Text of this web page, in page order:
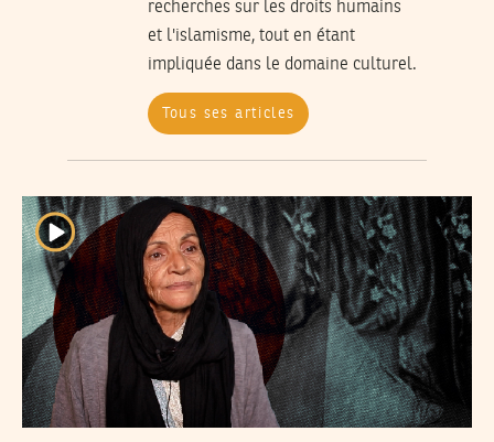
recherches sur les droits humains
et l'islamisme, tout en étant
impliquée dans le domaine culturel.
Tous ses articles